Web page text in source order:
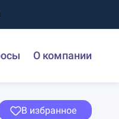
О компании
В избранное